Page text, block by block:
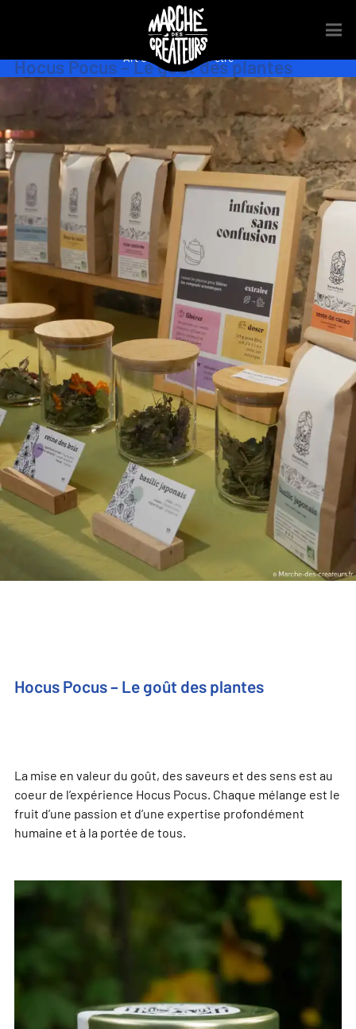
Hocus Pocus – Le goût des plantes
Art Culinaire,Bien-être
Hocus Pocus – Le goût des plantes
La mise en valeur du goût, des saveurs et des sens est au
coeur de l’expérience Hocus Pocus. Chaque mélange est le
fruit d’une passion et d’une expertise profondément
humaine et à la portée de tous.